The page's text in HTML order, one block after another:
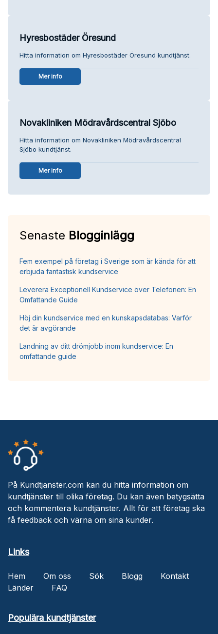
Hyresbostäder Öresund
Hitta information om Hyresbostäder Öresund kundtjänst.
Mer info
Novakliniken Mödravårdscentral Sjöbo
Hitta information om Novakliniken Mödravårdscentral
Sjöbo kundtjänst.
Mer info
Senaste Blogginlägg
Fem exempel på företag i Sverige som är kända för att
erbjuda fantastisk kundservice
Leverera Exceptionell Kundservice över Telefonen: En
Omfattande Guide
Höj din kundservice med en kunskapsdatabas: Varför
det är avgörande
Landning av ditt drömjobb inom kundservice: En
omfattande guide
På Kundtjanster.com kan du hitta information om
kundtjänster till olika företag. Du kan även betygsätta
och kommentera kundtjänster. Allt för att företag ska
få feedback och värna om sina kunder.
Links
Hem Om oss Sök Blogg
Kontakt
Länder
FAQ
Populära kundtjänster